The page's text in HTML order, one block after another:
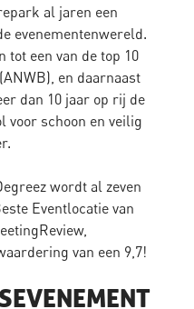
al jaren een
evenementenwereld.
tot een van de top 10
en daarnaast
dan 10 jaar op rij de
voor schoon en veilig
wordt al zeven
Eventlocatie van
van een 9,7!